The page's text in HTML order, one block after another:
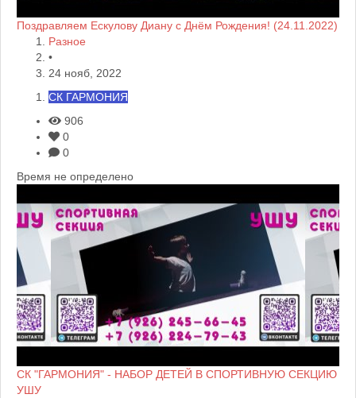
Поздравляем Ескулову Диану с Днём Рождения! (24.11.2022)
Разное
•
24 нояб, 2022
СК ГАРМОНИЯ
906
0
0
Время не определено
СК "ГАРМОНИЯ" - НАБОР ДЕТЕЙ В СПОРТИВНУЮ СЕКЦИЮ
УШУ